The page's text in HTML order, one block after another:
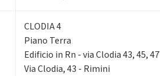
CLODIA 4
Piano Terra
Edificio in Rn - via Clodia 43, 45, 47
Via Clodia, 43 - Rimini